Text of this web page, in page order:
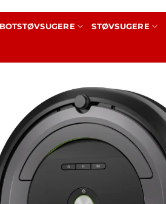
STØVSUGERE